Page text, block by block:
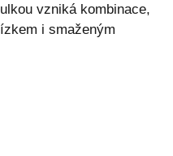
vzniká kombinace,
i smaženým